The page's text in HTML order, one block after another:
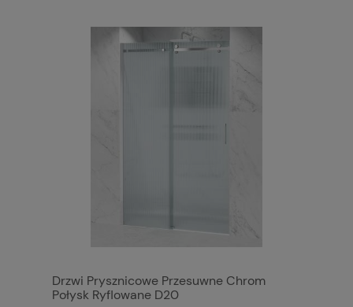
Drzwi Prysznicowe Przesuwne Chrom
Połysk Ryflowane D20